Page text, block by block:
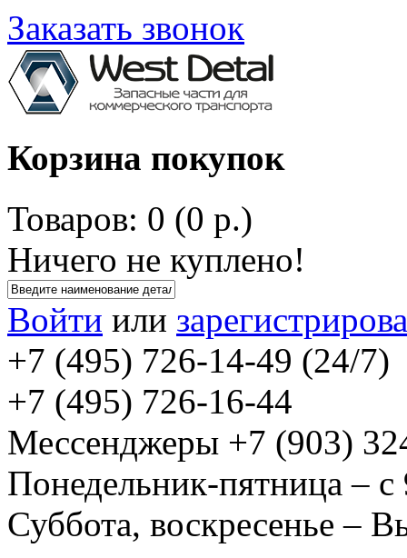
Заказать звонок
Корзина покупок
Товаров: 0 (0 р.)
Ничего не куплено!
Войти или
+7 (495) 726-14-49 (24/7)
+7 (495) 726-16-44
Мессенджеры +7 (903)
Понедельник-пятница –
Суббота, воскресенье –